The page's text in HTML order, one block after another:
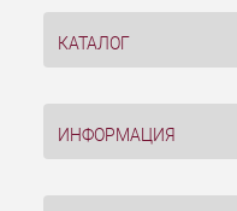
КАТАЛОГ
ИНФОРМАЦИЯ